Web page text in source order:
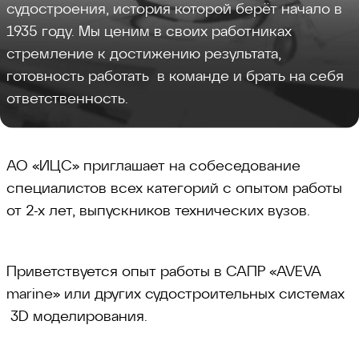
судостроения, история которой берёт начало в
1935 году. Мы ценим в своих работниках
стремление к достижению результата,
готовность работать в команде и брать на себя
ответственность.
АО «ИЦС» приглашает на собеседование
специалистов всех категорий с опытом работы
от 2-х лет, выпускников технических вузов.
Приветствуется опыт работы в САПР «AVEVA
marine» или других судостроительных системах
3D моделирования.